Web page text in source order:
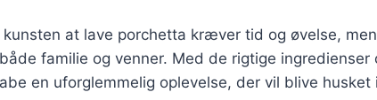
kunsten at lave porchetta kræver tid og øvelse,
familie og venner. Med de rigtige ingredienser
en uforglemmelig oplevelse, der vil blive